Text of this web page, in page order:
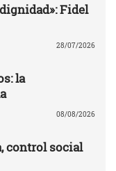
Fidel
28/07/2026
la
08/08/2026
control social